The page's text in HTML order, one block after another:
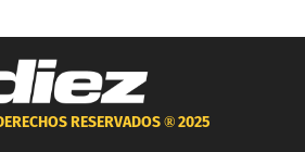
RESERVADOS ®2025